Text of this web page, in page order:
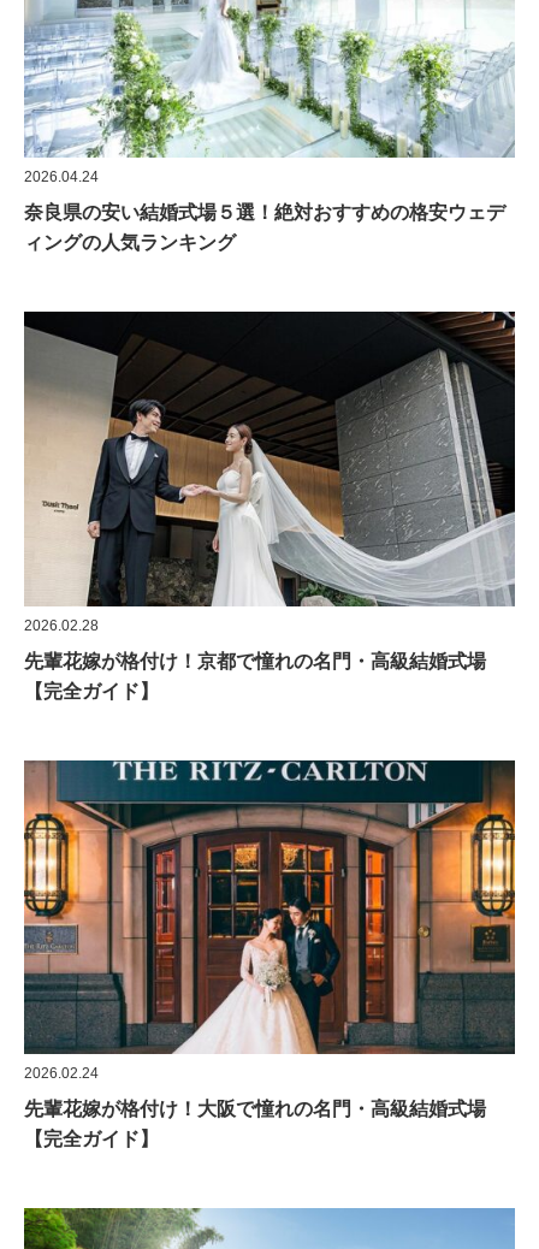
2026.04.24
奈良県の安い結婚式場５選！絶対おすすめの格安ウェデ
ィングの人気ランキング
2026.02.28
先輩花嫁が格付け！京都で憧れの名門・高級結婚式場
【完全ガイド】
2026.02.24
先輩花嫁が格付け！大阪で憧れの名門・高級結婚式場
【完全ガイド】